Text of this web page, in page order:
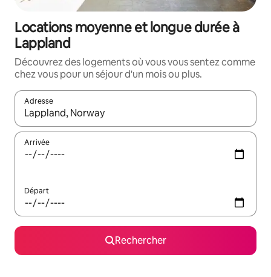
Locations moyenne et longue durée à
Lappland
Découvrez des logements où vous vous sentez comme
chez vous pour un séjour d'un mois ou plus.
Adresse
Lorsque les résultats s'affichent, utilisez les flèches vers le
Arrivée
Départ
Rechercher